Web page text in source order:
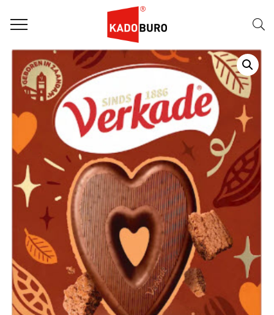
Home Sint Letters Sint Letter 15 – UITVERKOCHT